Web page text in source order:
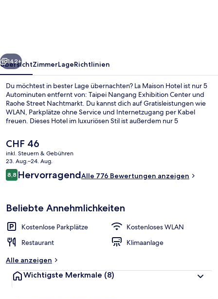
Weiter
142+
ÜbersichtZimmerLageRichtlinien
Du möchtest in bester Lage übernachten? La Maison Hotel ist nur 5
Autominuten entfernt von: Taipei Nangang Exhibition Center und
Raohe Street Nachtmarkt. Du kannst dich auf Gratisleistungen wie
WLAN, Parkplätze ohne Service und Internetzugang per Kabel
freuen. Dieses Hotel im luxuriösen Stil ist außerdem nur 5
Branch und Taipei Neihu Technology Park. Andere Reisende mögen
den allgemeinen Zustand der Unterkunft. Die öffentlichen
Verkehrsmittel sind ganz in der Nähe: Zur U-Bahn (Station Wende)
sind es nur 14 Gehminuten.
Der
aktuelle
Preis
beträgt
CHF 46.
CHF 46
inkl. Steuern & Gebühren
23. Aug.–24. Aug.
Bewertungen
8,88,8 von 10.
HervorragendAlle 776 Bewertungen anzeigen
Beliebte Annehmlichkeiten
Kostenlose Parkplätze
Kostenloses WLAN
Restaurant
Klimaanlage
Alle anzeigen
Wichtigste Merkmale (8)